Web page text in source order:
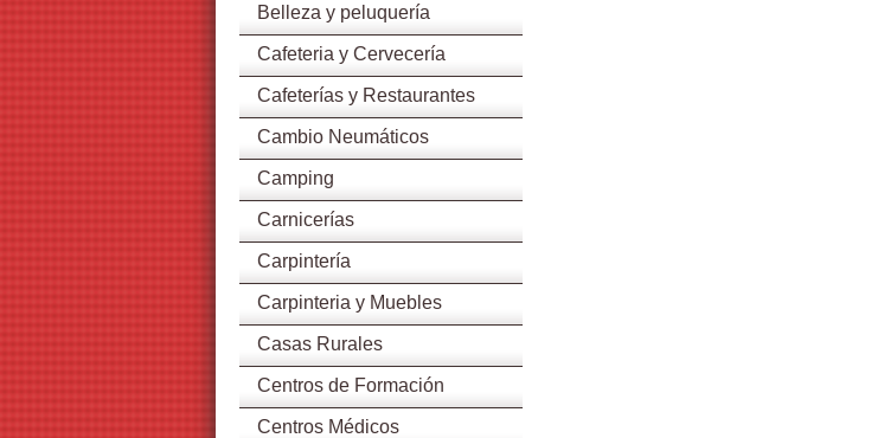
Belleza y peluquería
Cafeteria y Cervecería
Cafeterías y Restaurantes
Cambio Neumáticos
Camping
Carnicerías
Carpintería
Carpinteria y Muebles
Casas Rurales
Centros de Formación
Centros Médicos